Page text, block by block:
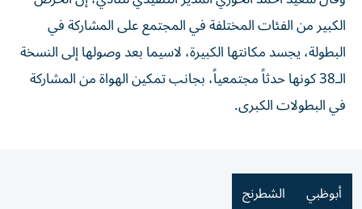
الكبير من الفئات المختلفة في المجتمع على المشاركة في
البطولة، يجسد مكانتها الكبيرة، لاسيما بعد وصولها إلى النسخة
الـ38 كونها حدثاً مجتمعياً، بجانب تمكين الهواة من المشاركة
في البطولات الكبرى.
أبوظبي الشطرنج